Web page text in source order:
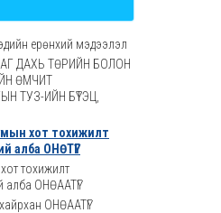
ерөнхий мэдээлэл
ДАХЬ ТӨРИЙН БОЛОН
ӨМЧИТ
ТУЗ-ИЙН БҮТЭЦ,
хот тохижилт
алба ОНӨТҮГ
тохижилт
алба ОНӨААТҮГ
ОНӨААТҮГ